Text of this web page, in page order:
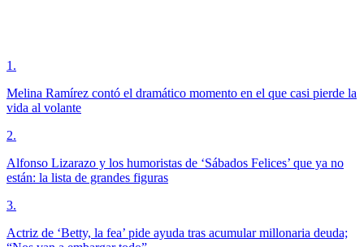
1 .
Melina Ramírez contó el dramático momento en el que casi pierde la
vida al volante
2.
Alfonso Lizarazo y los humoristas de ‘Sábados Felices’ que ya no
están: la lista de grandes figuras
3.
Actriz de ‘Betty, la fea’ pide ayuda tras acumular millonaria deuda;